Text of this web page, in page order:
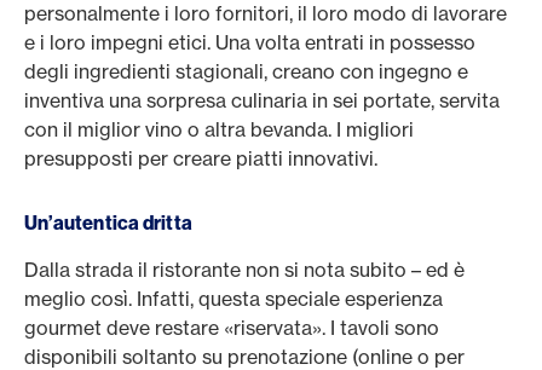
personalmente i loro fornitori, il loro modo di lavorare
e i loro impegni etici. Una volta entrati in possesso
degli ingredienti stagionali, creano con ingegno e
inventiva una sorpresa culinaria in sei portate, servita
con il miglior vino o altra bevanda. I migliori
presupposti per creare piatti innovativi.
Un’autentica dritta
Dalla strada il ristorante non si nota subito – ed è
meglio così. Infatti, questa speciale esperienza
gourmet deve restare «riservata». I tavoli sono
disponibili soltanto su prenotazione (online o per